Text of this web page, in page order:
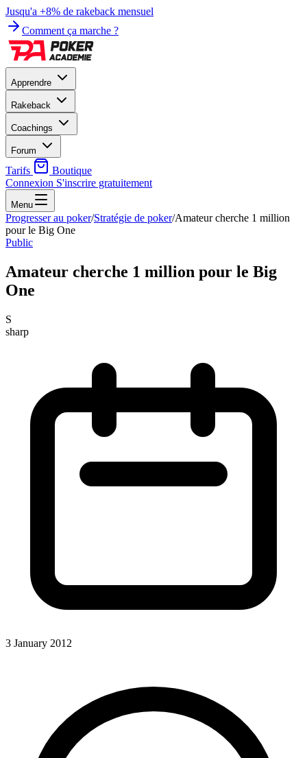
Jusqu'a +8% de rakeback mensuel
Comment ça marche ?
Apprendre
Rakeback
Coachings
Forum
Tarifs
Boutique
Connexion S'inscrire gratuitement
Menu
Progresser au poker/Stratégie de poker/Amateur cherche 1 million
pour le Big One
Public
Amateur cherche 1 million pour le Big
One
S
sharp
3 January 2012